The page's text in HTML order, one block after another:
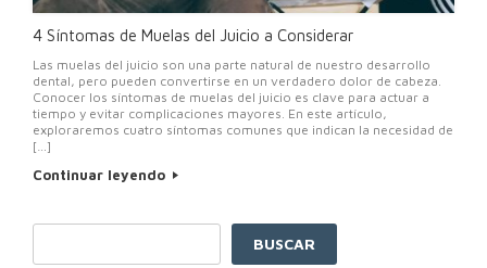
4 Síntomas de Muelas del Juicio a Considerar
Las muelas del juicio son una parte natural de nuestro desarrollo
dental, pero pueden convertirse en un verdadero dolor de cabeza.
Conocer los síntomas de muelas del juicio es clave para actuar a
tiempo y evitar complicaciones mayores. En este artículo,
exploraremos cuatro síntomas comunes que indican la necesidad de
[…]
Continuar leyendo
BUSCAR